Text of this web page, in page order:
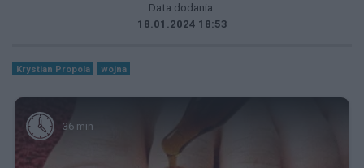
Data dodania:
18.01.2024 18:53
Krystian Propola wojna
36 min